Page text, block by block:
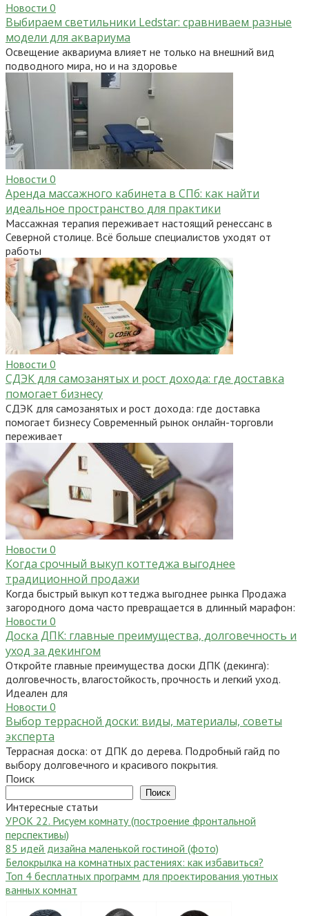
Новости 0
Выбираем светильники Ledstar: сравниваем разные
модели для аквариума
Освещение аквариума влияет не только на внешний вид
подводного мира, но и на здоровье
Новости 0
Аренда массажного кабинета в СПб: как найти
идеальное пространство для практики
Массажная терапия переживает настоящий ренессанс в
Северной столице. Всё больше специалистов уходят от
работы
Новости 0
СДЭК для самозанятых и рост дохода: где доставка
помогает бизнесу
СДЭК для самозанятых и рост дохода: где доставка
помогает бизнесу Современный рынок онлайн-торговли
переживает
Новости 0
Когда срочный выкуп коттеджа выгоднее
традиционной продажи
Когда быстрый выкуп коттеджа выгоднее рынка Продажа
загородного дома часто превращается в длинный марафон:
Новости 0
Доска ДПК: главные преимущества, долговечность и
уход за декингом
Откройте главные преимущества доски ДПК (декинга):
долговечность, влагостойкость, прочность и легкий уход.
Идеален для
Новости 0
Выбор террасной доски: виды, материалы, советы
эксперта
Террасная доска: от ДПК до дерева. Подробный гайд по
выбору долговечного и красивого покрытия.
Поиск
Поиск
Интересные статьи
УРОК 22. Рисуем комнату (построение фронтальной
перспективы)
85 идей дизайна маленькой гостиной (фото)
Белокрылка на комнатных растениях: как избавиться?
Топ 4 бесплатных программ для проектирования уютных
ванных комнат